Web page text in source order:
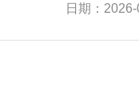
日期：